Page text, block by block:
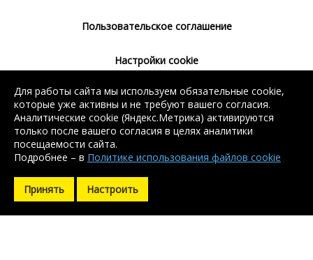
Пользовательское соглашение
Настройки cookie
Согласие на использование сервиса
Яндекс.Метрика
Без регистрации доступен поиск балки, арматуры, швеллера
и уголка. Остальные контакты доступны после регистрации.
Зарегистрироваться
Без регистрации доступен поиск балки, арматуры, швеллера
Зарегистрироваться
Для работы сайта мы используем обязательные cookie,
которые уже активны и не требуют вашего согласия.
Аналитические cookie (Яндекс.Метрика) активируются
только после вашего согласия в целях аналитики
посещаемости сайта.
Подробнее – в Политике использования файлов cookie
Принять Настроить